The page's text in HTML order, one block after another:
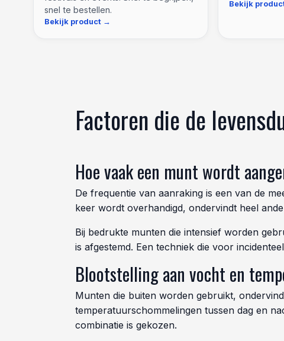
snel te bestellen.
Bekijk product
Bekijk
Factoren die de
Hoe vaak een munt wordt
De frequentie van aanraking is een van de
keer wordt overhandigd, ondervindt heel
Bij bedrukte munten die intensief worden
is afgestemd. Een techniek die voor
Blootstelling aan vocht en
Munten die buiten worden gebruikt,
temperatuurschommelingen tussen dag en
combinatie is gekozen.